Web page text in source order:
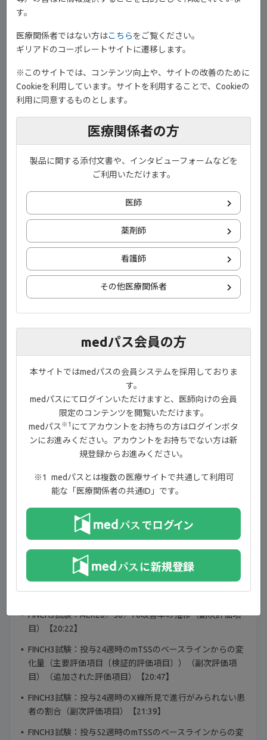
【01:17】
早期治療と関節破壊進行抑制の関連1年後のSHSスコアの
変化量（海外データ）【02:02】
傾向スコア5分位の各層における1年後のSHSスコアの変化
量の累積確率分布（海外データ）【03:06】
関節リウマチ診療ガイドライン2024改訂（日本リウマチ学
会）薬物治療アルゴリズム【03:30】
FINCH1試験：試験概要【05:43】
FINCH1試験：患者背景【07:19】
FINCH1試験：投与12週時のACR20改善率（主要評価項目
〔検証的評価項目〕）【07:29】
FINCH1試験：ACR20／50／70改善率の推移（副次評価項
目）【08:35】
FINCH1試験：投与24週時のmTSSのベースラインからの変
化量（主要評価項目〔検証的評価項目〕）（追加された評
価項目）【08:59】
化量（副次評価項目）（追加された評価項目）【10:16】
FINCH1試験：投与52週時のX線所見で進行がみられない患
者の割合（副次評価項目）【10:48】
FINCH1試験：投与24週時、52週時の臨床的寛解の各指標
の達成率（副次評価項目／追加された評価項目）
スラインからの変化量の推移（副次評価項目）【12:31】
FINCH3試験：試験概要【18:03】
FINCH3試験：患者背景【19:22】
FINCH3試験：投与24週時のACR20改善率（主要評価項目
〔検証的評価項目〕）（副次評価項目）【19:31】
FINCH3試験：ACR20／50／70改善率の推移（副次評価項
目）【20:22】
FINCH3試験：投与24週時のmTSSのベースラインからの変
化量（主要評価項目〔検証的評価項目〕）（副次評価項
目）（追加された評価項目）【20:47】
FINCH3試験：投与24週時のX線所見で進行がみられない患
者の割合（副次評価項目）【21:39】
FINCH3試験：投与52週時のmTSSのベースラインからの変
す。
医療関係者ではない方はこちらをご覧ください。
ギリアドのコーポレートサイトに遷移します。
※このサイトでは、コンテンツ向上や、サイトの改善のために
Cookieを利用しています。サイトを利用することで、Cookieの
利用に同意するものとします。
医療関係者の方
製品に関する添付文書や、インタビューフォームなどを
ご利用いただけます。
医師
薬剤師
看護師
その他医療関係者
medパス会員の方
本サイトではmedパスの会員システムを採用しておりま
す。
medパスにてログインいただけますと、医師向けの会員
限定のコンテンツを閲覧いただけます。
medパス※1 にてアカウントをお持ちの方はログインボタ
ンにお進みください。アカウントをお持ちでない方は新
規登録からお進みください。
medパスとは複数の医療サイトで共通して利用可
能な「医療関係者の共通ID」です。